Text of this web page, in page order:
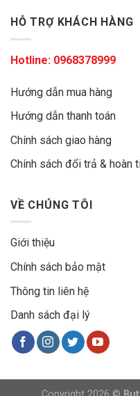
HỖ TRỢ KHÁCH HÀNG
Hotline: 0968378999
Hướng dẫn mua hàng
Hướng dẫn thanh toán
Chính sách giao hàng
Chính sách đổi trả & hoàn
VỀ CHÚNG TÔI
Giới thiệu
Chính sách bảo mật
Thông tin liên hệ
Danh sách đại lý